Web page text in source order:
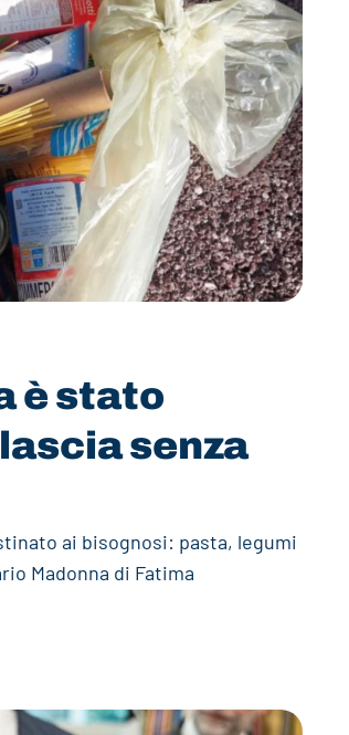
è stato
senza
ai bisognosi: pasta, legumi
Madonna di Fatima